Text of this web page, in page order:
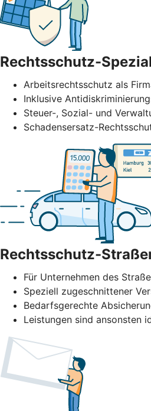
Rechtsschutz-Spezial
Arbeitsrechtsschutz als
Inklusive
Steuer-, Sozial- und
Schadensersatz-
Rechtsschutz-
Für Unternehmen des
Speziell zugeschnittener
Bedarfsgerechte
Leistungen sind ansonsten